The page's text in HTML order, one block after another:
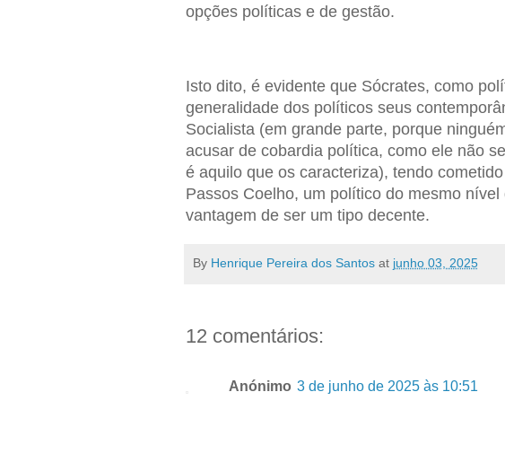
opções políticas e de gestão.
Isto dito, é evidente que Sócrates, como
generalidade dos políticos seus
Socialista (em grande parte, porque
acusar de cobardia política, como ele não
é aquilo que os caracteriza), tendo
Passos Coelho, um político do mesmo
vantagem de ser um tipo decente.
By Henrique Pereira dos Santos at junho 03, 2025
12 comentários:
Anónimo 3 de junho de 2025 às 10:51